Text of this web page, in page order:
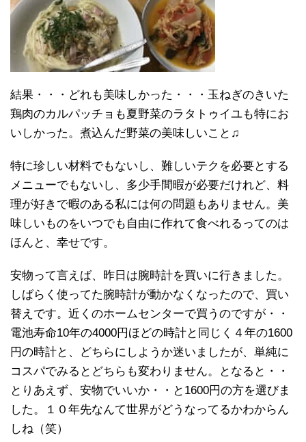
結果・・・どれも美味しかった・・・玉ねぎのきいた
鶏肉のカルパッチョも夏野菜のラタトゥイユも特にお
いしかった。煮込んだ野菜の美味しいこと♫
特に珍しい材料でもないし、難しいテクを必要とする
メニューでもないし、多少手間暇が必要だけれど、料
理が好きで暇のある私には何の問題もありません。美
味しいものをいつでも自由に作れて食べれるってのは
ほんと、幸せです。
安物って言えば、昨日は腕時計を買いに行きました。
しばらく使ってた腕時計が動かなくなったので、買い
替えです。近くのホームセンターで買うのですが・・
電池寿命10年の4000円ほどの時計と同じく４年の1600
円の時計と、どちらにしようか迷いましたが、単純に
コスパでみるとどちらも変わりません。となると・・
とりあえず、安物でいいか・・と1600円の方を選びま
した。１０年先なんて世界がどうなってるかわからん
しね（笑）